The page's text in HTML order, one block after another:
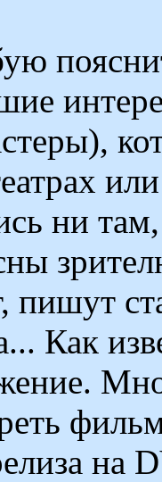
ни
пишут
Как
на